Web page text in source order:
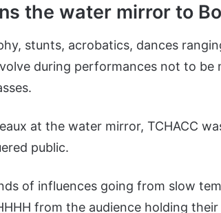
the water mirror to
stunts, acrobatics, dances
during performances not to be
at the water mirror, TCHACC
public.
of influences going from slow
from the audience holding